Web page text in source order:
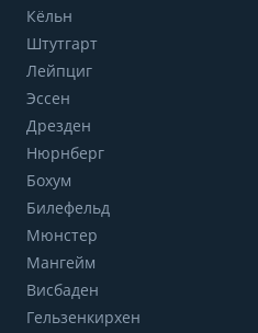
Кёльн
Штутгарт
Лейпциг
Эссен
Дрезден
Нюрнберг
Бохум
Билефельд
Мюнстер
Мангейм
Висбаден
Гельзенкирхен